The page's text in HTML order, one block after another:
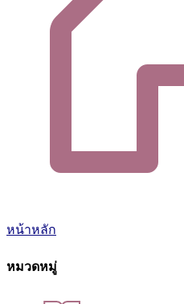
หน้าหลัก
หมวดหมู่